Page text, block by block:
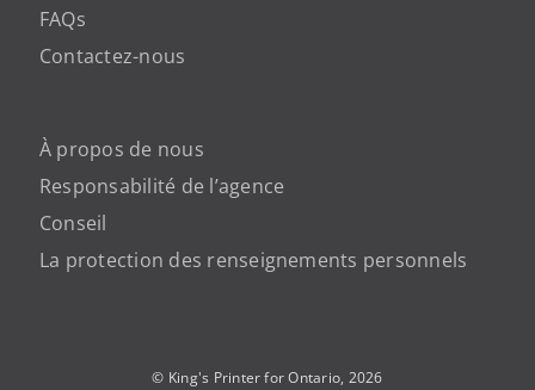
FAQs
Contactez-nous
À propos de nous
Responsabilité de l’agence
Conseil
La protection des renseignements personnels
© King's Printer for Ontario, 2026